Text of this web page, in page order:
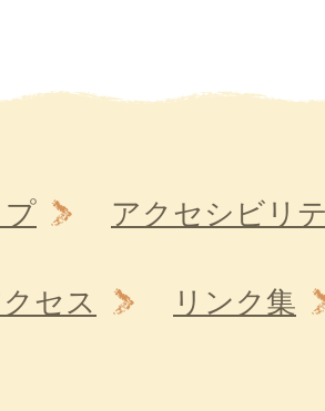
アクセシビリ
セス リンク集